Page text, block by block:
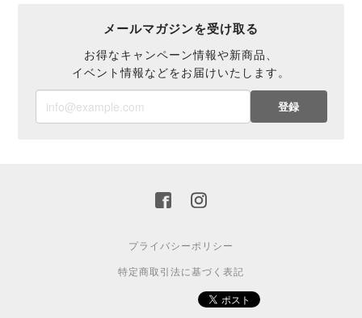
メールマガジンを受け取る
お得なキャンペーン情報や新商品、
イベント情報などをお届けいたします。
登録
プライバシーポリシー
特定商取引法に基づく表記